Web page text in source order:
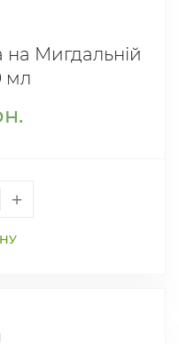
на Мигдальній
мл
+